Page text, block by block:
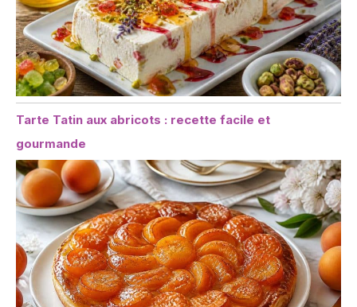
Tarte Tatin aux abricots : recette facile et
gourmande